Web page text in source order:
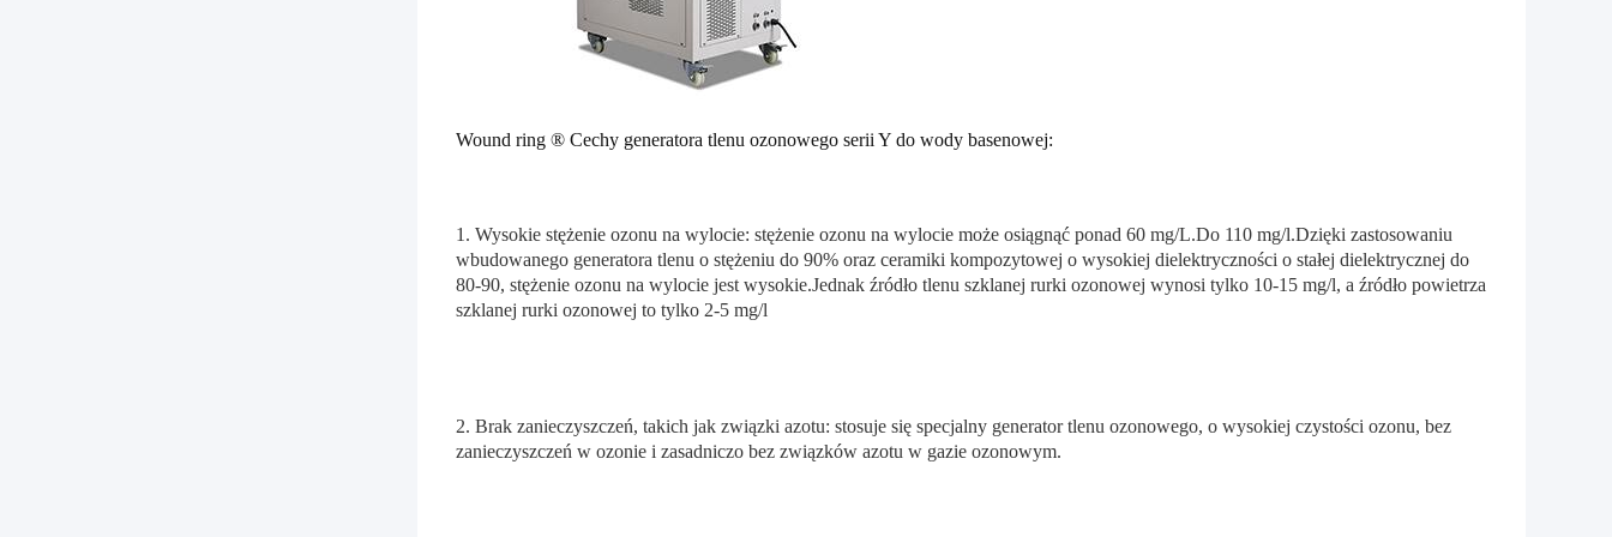
Wound ring ® Cechy generatora tlenu ozonowego serii Y do wody basenowej:
1. Wysokie stężenie ozonu na wylocie: stężenie ozonu na wylocie może osiągnąć ponad 60 mg/L.Do 110 mg/l.Dzięki zastosowaniu
wbudowanego generatora tlenu o stężeniu do 90% oraz ceramiki kompozytowej o wysokiej dielektryczności o stałej dielektrycznej do
80-90, stężenie ozonu na wylocie jest wysokie.Jednak źródło tlenu szklanej rurki ozonowej wynosi tylko 10-15 mg/l, a źródło powietrza
szklanej rurki ozonowej to tylko 2-5 mg/l
2. Brak zanieczyszczeń, takich jak związki azotu: stosuje się specjalny generator tlenu ozonowego, o wysokiej czystości ozonu, bez
zanieczyszczeń w ozonie i zasadniczo bez związków azotu w gazie ozonowym.